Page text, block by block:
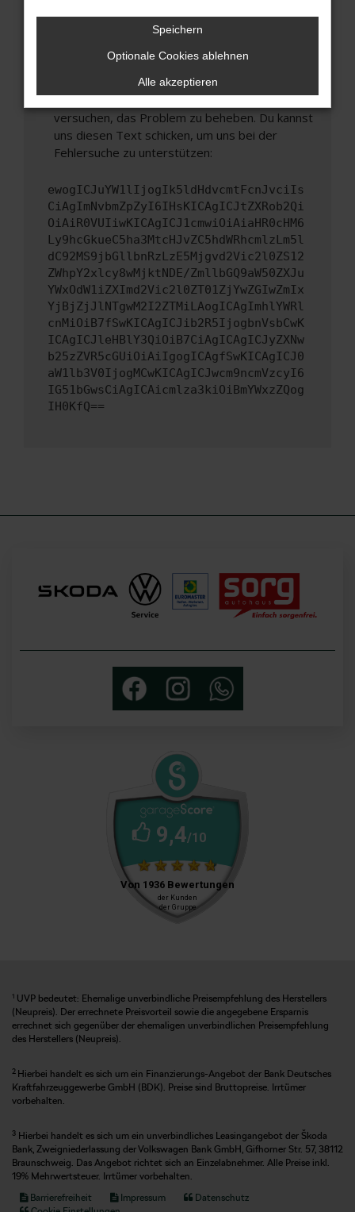
dass bestimmte Funktionen nicht mehr
Wende dich an den Webseitenbetreiber.
Wenn du alle oben genannten Schritte versucht
hast, kontaktiere uns bitte. Wir werden
versuchen, das Problem zu beheben. Du kannst
uns diesen Text schicken, um uns bei der
Fehlersuche zu unterstützen:
ewogICJuYW1lIjogIk5ldHdvcmtFcnJvciIs
CiAgImNvbmZpZyI6IHsKICAgICJtZXRob2Qi
OiAiR0VUIiwKICAgICJ1cmwiOiAiaHR0cHM6
Ly9hcGkueC5ha3MtcHJvZC5hdWRhcmlzLm5l
dC92MS9jbGllbnRzLzE5Mjgvd2Vic2l0ZS12
ZWhpY2xlcy8wMjktNDE/ZmllbGQ9aW50ZXJu
YWxOdW1iZXImd2Vic2l0ZT01ZjYwZGIwZmIx
YjBjZjJlNTgwM2I2ZTMiLAogICAgImhlYWRl
cnMiOiB7fSwKICAgICJib2R5IjogbnVsbCwK
ICAgICJleHBlY3QiOiB7CiAgICAgICJyZXNw
b25zZVR5cGUiOiAiIgogICAgfSwKICAgICJ0
aW1lb3V0IjogMCwKICAgICJwcm9ncmVzcyI6
IG51bGwsCiAgICAicmlza3kiOiBmYWxzZQog
IH0KfQ==
1 UVP bedeutet: Ehemalige unverbindliche Preisempfehlung des Herstellers
(Neupreis). Der errechnete Preisvorteil sowie die angegebene Ersparnis
errechnet sich gegenüber der ehemaligen unverbindlichen Preisempfehlung
des Herstellers (Neupreis).
2 Hierbei handelt es sich um ein Finanzierungs-Angebot der Bank Deutsches
Kraftfahrzeuggewerbe GmbH (BDK). Preise sind Bruttopreise. Irrtümer
vorbehalten.
3 Hierbei handelt es sich um ein unverbindliches Leasingangebot der Škoda
Bank, Zweigniederlassung der Volkswagen Bank GmbH, Gifhorner Str. 57, 38112
Braunschweig. Das Angebot richtet sich an Einzelabnehmer. Alle Preise inkl.
19% Mehrwertsteuer. Irrtümer vorbehalten.
Barrierefreiheit
Impressum
Datenschutz
Speichern
Optionale Cookies ablehnen
Alle akzeptieren